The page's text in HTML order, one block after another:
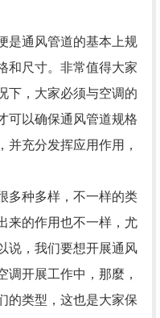
是通风管道的基本上规
和尺寸。非常值得大家
下，大家必须与空调的
可以确保通风管道规格
并充分发挥应用作用，
多种多样，不一样的类
来的作用也不一样，尤
说，我们要想开展通风
调开展工作中，那麼，
的类型，这也是大家保